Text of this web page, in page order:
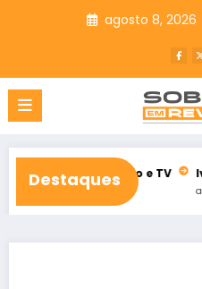
agosto 8, 2026
Destaques
de rádio e TV Ivo Gomes
agosto 8, 2026